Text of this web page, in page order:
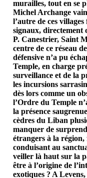
murailles, tout en se
Michel Archange
l’autre de ces
signaux, directement
P. Canestrier, Saint
centre de ce réseau
défensive n’a pu
Temple, en charge
surveillance et de la
les incursions
dès lors comme un
l’Ordre du Temple
la présence
cèdres du Liban
manquer de
étrangers à la région,
conduisant au
veiller là haut sur la
être à l’origine de
exotiques ? A